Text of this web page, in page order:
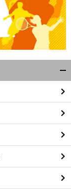
閉
る